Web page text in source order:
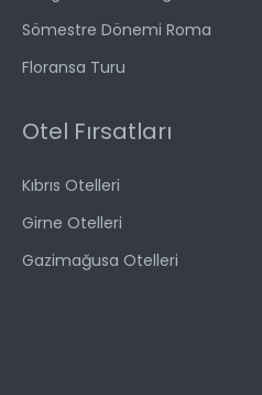
Sömestre Dönemi Roma
Floransa Turu
Otel Fırsatları
Kıbrıs Otelleri
Girne Otelleri
Gazimağusa Otelleri